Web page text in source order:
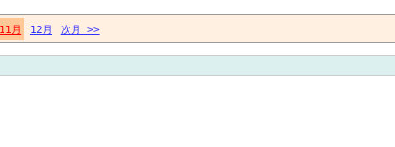
11月 12月 次月 >>